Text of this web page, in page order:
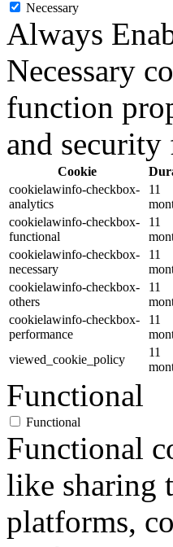
Necessary
Always
Necessary
function
and security
Cookie
cookielawinfo-checkbox-
analytics
11
cookielawinfo-checkbox-
functional
11
cookielawinfo-checkbox-
necessary
11
cookielawinfo-checkbox-
others
11
cookielawinfo-checkbox-
performance
11
viewed_cookie_policy
11
Functional
Functional
Functional
like sharing
platforms,